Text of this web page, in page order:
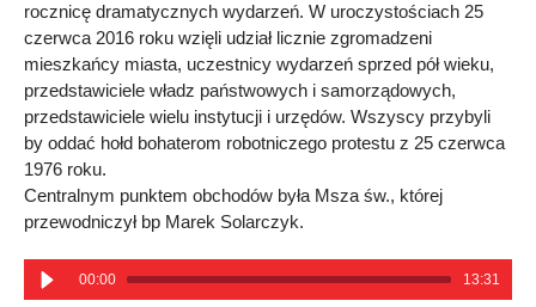
rocznicę dramatycznych wydarzeń. W uroczystościach 25
czerwca 2016 roku wzięli udział licznie zgromadzeni
mieszkańcy miasta, uczestnicy wydarzeń sprzed pół wieku,
przedstawiciele władz państwowych i samorządowych,
przedstawiciele wielu instytucji i urzędów. Wszyscy przybyli
by oddać hołd bohaterom robotniczego protestu z 25 czerwca
1976 roku.
Centralnym punktem obchodów była Msza św., której
przewodniczył bp Marek Solarczyk.
00:00 13:31